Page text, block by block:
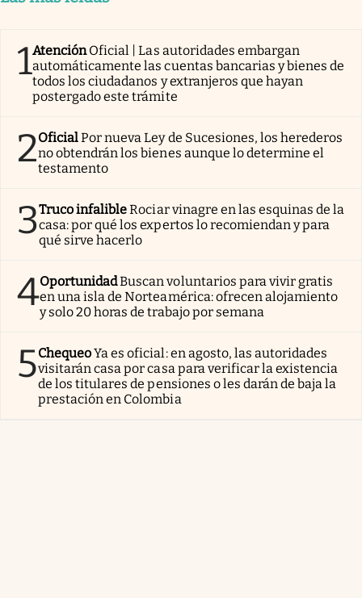
1AtenciónOficial | Las autoridades embargan
automáticamente las cuentas bancarias y bienes de
todos los ciudadanos y extranjeros que hayan
postergado este trámite
2OficialPor nueva Ley de Sucesiones, los herederos
no obtendrán los bienes aunque lo determine el
testamento
3Truco infalibleRociar vinagre en las esquinas de la
casa: por qué los expertos lo recomiendan y para
qué sirve hacerlo
4OportunidadBuscan voluntarios para vivir gratis
en una isla de Norteamérica: ofrecen alojamiento
y solo 20 horas de trabajo por semana
5ChequeoYa es oficial: en agosto, las autoridades
visitarán casa por casa para verificar la existencia
de los titulares de pensiones o les darán de baja la
prestación en Colombia